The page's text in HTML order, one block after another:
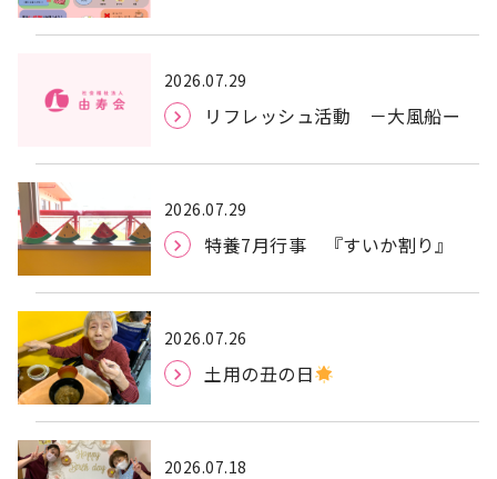
2026.07.29
リフレッシュ活動 －大風船ー
2026.07.29
特養7月行事 『すいか割り』
2026.07.26
土用の丑の日
2026.07.18